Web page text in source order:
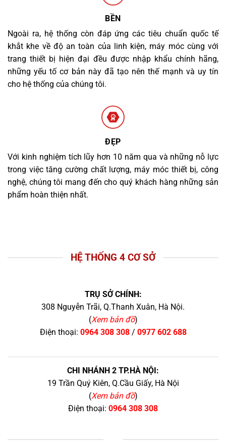
BỀN
Ngoài ra, hệ thống còn đáp ứng các tiêu chuẩn quốc tế
khắt khe về độ an toàn của linh kiện, máy móc cùng với
trang thiết bị hiện đại đều được nhập khẩu chính hãng,
những yếu tố cơ bản này đã tạo nên thế mạnh và uy tín
cho hệ thống của chúng tôi.
ĐẸP
Với kinh nghiệm tích lũy hơn 10 năm qua và những nỗ lực
trong việc tăng cường chất lượng, máy móc thiết bị, công
nghệ, chúng tôi mang đến cho quý khách hàng những sản
phẩm hoàn thiện nhất.
HỆ THỐNG 4 CƠ SỞ
TRỤ SỞ CHÍNH:
308 Nguyễn Trãi, Q.Thanh Xuân, Hà Nội.
(Xem bản đồ)
Điện thoại: 0964 308 308/ 0977 602 688
CHI NHÁNH 2 TP.HÀ NỘI:
19 Trần Quý Kiên, Q.Cầu Giấy, Hà Nội
(Xem bản đồ)
Điện thoại: 0964 308 308